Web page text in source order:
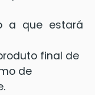
a que estará
final de
de